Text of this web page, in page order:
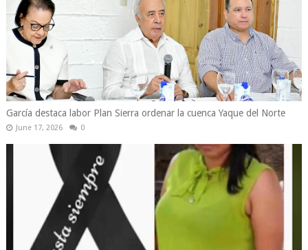
García destaca labor Plan Sierra ordenar la cuenca Yaque del Norte
June 17, 2026 0